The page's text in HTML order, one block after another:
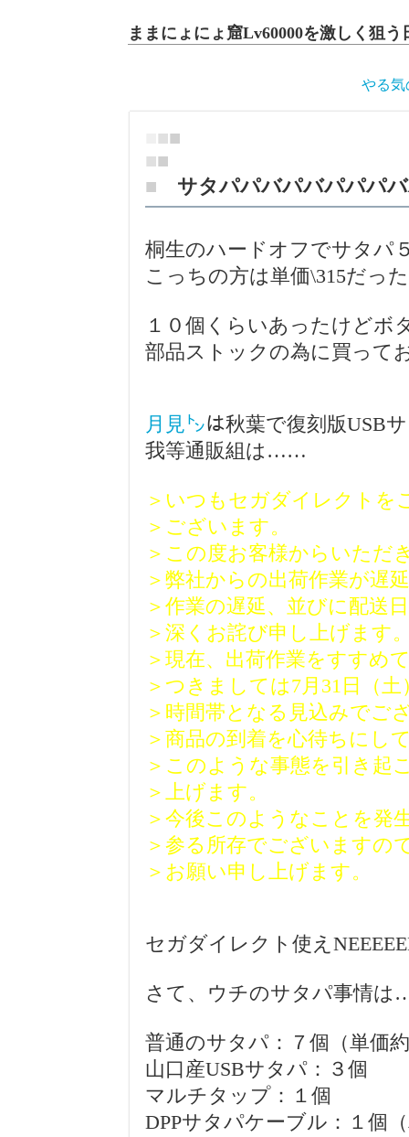
ままにょにょ窟Lv60000を激しく狙う
やる気
■■
■■
■
サタパパバパバパパパ
桐生のハードオフでサタパ
こっちの方は単価\315だっ
１０個くらいあったけどボ
部品ストックの為に買っ
月見㌧は秋葉で復刻版USB
我等通販組は……
＞いつもセガダイレクトを
＞ございます。
＞この度お客様からいただ
＞弊社からの出荷作業が遅
＞作業の遅延、並びに配送
＞深くお詫び申し上げます
＞現在、出荷作業をすすめ
＞つきましては7月31日（
＞時間帯となる見込みでご
＞商品の到着を心待ちにし
＞このような事態を引き起
＞上げます。
＞今後このようなことを発
＞参る所存でございますの
＞お願い申し上げます。
セガダイレクト使え
さて、ウチのサタパ事情
普通のサタパ：７個（単価
山口産USBサタパ：３個
マルチタップ：１個
DPPサタパケーブル：１個